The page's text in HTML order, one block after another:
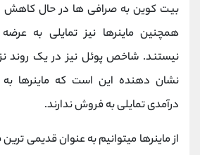
بیت کوین به صرافی‌‌ ها در حال
همچنین ماینرها نیز تمایلی به
نیستند. شاخص پوئل نیز در یک روند
نشان دهنده این است که ماینرها
درآمدی تمایلی به فروش ندارند.
از ماینرها میتوانیم به عنوان قدیمی‌ ترین